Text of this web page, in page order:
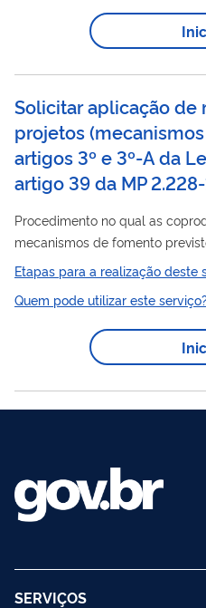
requerido por RBAC, se for
licença vigente com as
RBAC 65.52(e)) que lhe tenham
Solicitar aplicação de
projetos
artigos 3º e 3º-A da
artigo 39 da MP
Procedimento no qual as
mecanismos de fomento
8.685/1993, e art. 39, inciso X,
recursos incentivados
recolhimento nos projetos
Etapas para a realização deste
Quem pode utilizar este
SERVIÇOS